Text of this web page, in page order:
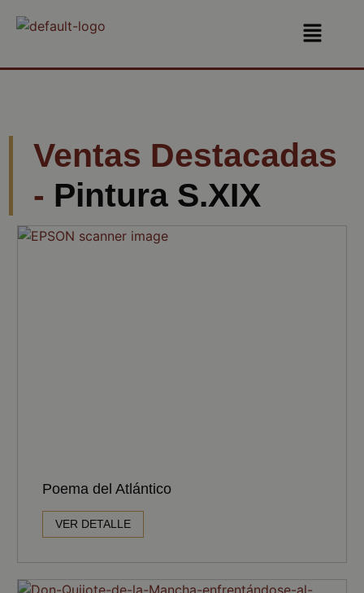
Ventas Destacadas
- Pintura S.XIX
Poema del Atlántico
VER DETALLE